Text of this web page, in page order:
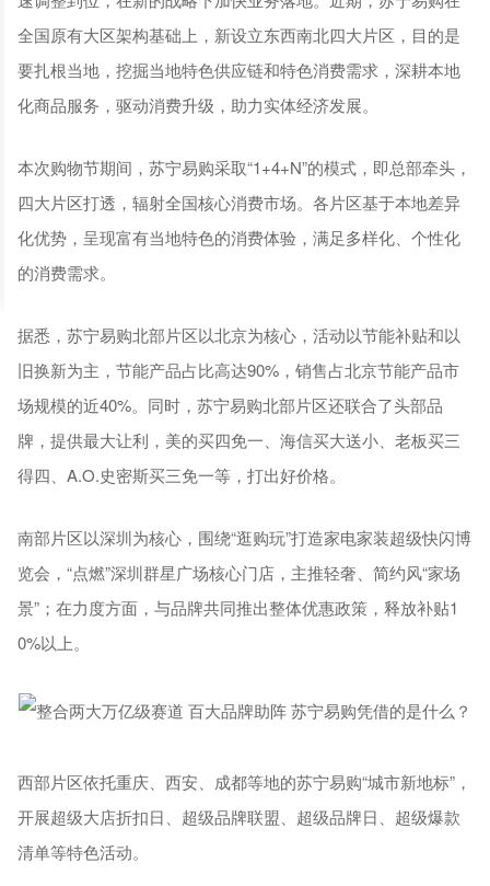
全国原有大区架构基础上，新设立东西南北四大片区，目的是
要扎根当地，挖掘当地特色供应链和特色消费需求，深耕本地
化商品服务，驱动消费升级，助力实体经济发展。
本次购物节期间，苏宁易购采取“1+4+N”的模式，即总部牵头，
四大片区打透，辐射全国核心消费市场。各片区基于本地差异
化优势，呈现富有当地特色的消费体验，满足多样化、个性化
的消费需求。
据悉，苏宁易购北部片区以北京为核心，活动以节能补贴和以
旧换新为主，节能产品占比高达90%，销售占北京节能产品市
场规模的近40%。同时，苏宁易购北部片区还联合了头部品
牌，提供最大让利，美的买四免一、海信买大送小、老板买三
得四、A.O.史密斯买三免一等，打出好价格。
南部片区以深圳为核心，围绕“逛购玩”打造家电家装超级快闪博
览会，“点燃”深圳群星广场核心门店，主推轻奢、简约风“家场
景”；在力度方面，与品牌共同推出整体优惠政策，释放补贴1
0%以上。
西部片区依托重庆、西安、成都等地的苏宁易购“城市新地标”，
开展超级大店折扣日、超级品牌联盟、超级品牌日、超级爆款
清单等特色活动。